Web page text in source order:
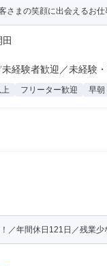
さまの笑顔に出会えるお仕
経験者歓迎／未経験・
フリーター歓迎 早朝
／年間休日121日／残業